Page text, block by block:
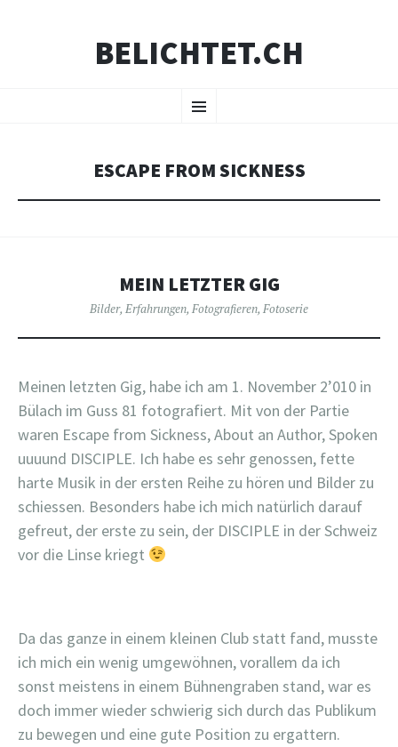
BELICHTET.CH
Menü
INHALT
ESCAPE FROM SICKNESS
MEIN LETZTER GIG
Bilder, Erfahrungen, Fotografieren, Fotoserie
Meinen letzten Gig, habe ich am 1. November 2’010 in
Bülach im Guss 81 fotografiert. Mit von der Partie
waren Escape from Sickness, About an Author, Spoken
uuuund DISCIPLE. Ich habe es sehr genossen, fette
harte Musik in der ersten Reihe zu hören und Bilder zu
schiessen. Besonders habe ich mich natürlich darauf
gefreut, der erste zu sein, der DISCIPLE in der Schweiz
vor die Linse kriegt
Da das ganze in einem kleinen Club statt fand, musste
ich mich ein wenig umgewöhnen, vorallem da ich
sonst meistens in einem Bühnengraben stand, war es
doch immer wieder schwierig sich durch das Publikum
zu bewegen und eine gute Position zu ergattern.